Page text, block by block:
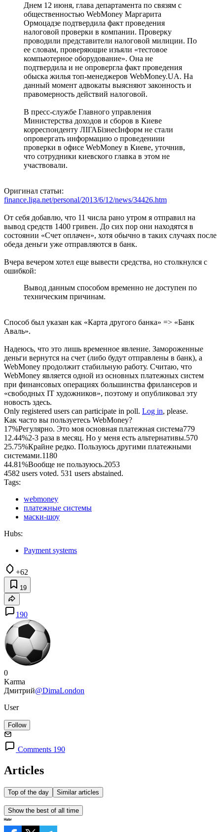
Днем 12 июня, глава департамента по связям с
общественностью WebMoney Маргарита
Ормоцадзе подтвердила факт проведения
налоговой проверки в компании. Проверку
проводили представители налоговой милиции. По
ее словам, проверяющие изъяли «тестовое
компьютерное оборудование». Она не
подтвердила и не опровергла факт проведения
обыска жилья топ-менеджеров WebMoney.UA. На
данный момент адвокаты выясняют законность и
правомерность действий налоговой.
В пресс-службе Главного управления
Министерства доходов и сборов в Киеве
корреспонденту ЛІГАБізнесІнформ не стали
опровергать информацию о проведениии
проверки в офисе WebMoney в Киеве, уточнив,
что сотрудники киевского главка в этом не
участвовали.
Оригинал статьи:
finance.liga.net/personal/2013/6/12/news/34426.htm
От себя добавлю, что 11 числа рано утром я отправил на
вывод средств 1400 гривен. До сих пор они находятся в
состоянии «Счет оплачен», хотя обычно в таких случаях после
обеда деньги уже отправляются в банк.
Вчера вечером хотел еще вывести средства, но столкнулся с
ошибкой:
Вывод данным способом временно не доступен по
техническим причинам.
Способ был указан как «Карта другого банка» => «Банк
Аваль».
Надеюсь, что это лишь временное явление. Замороженные
деньги вернутся на счет (либо будут отправлены в банк), а
WebMoney продолжит стабильную работу. Считаю, что
WebMoney является одной из основных платежных систем
при финансовых операциях большинства фрилансеров и
«свободных IT художников», поэтому и опубликовал эту
новость здесь.
Only registered users can participate in poll. Log in, please.
Как часто вы пользуетесь WebMoney?
17%Регулярно. Это моя основная платежная система779
12.44%2-3 раза в месяц. Но у меня есть альтернативы.570
25.75%Крайне редко. Пользуюсь другими платежными
системами.1180
44.81%Вообще не пользуюсь.2053
4582 users voted. 531 users abstained.
Tags:
webmoney
платежные системы
маски-шоу
Hubs:
Payment systems
+62
19
190
0
Karma
Дмитрий@DimaLondon
User
Follow
Comments 190
Articles
Top of the day Similar articles
Show the best of all time